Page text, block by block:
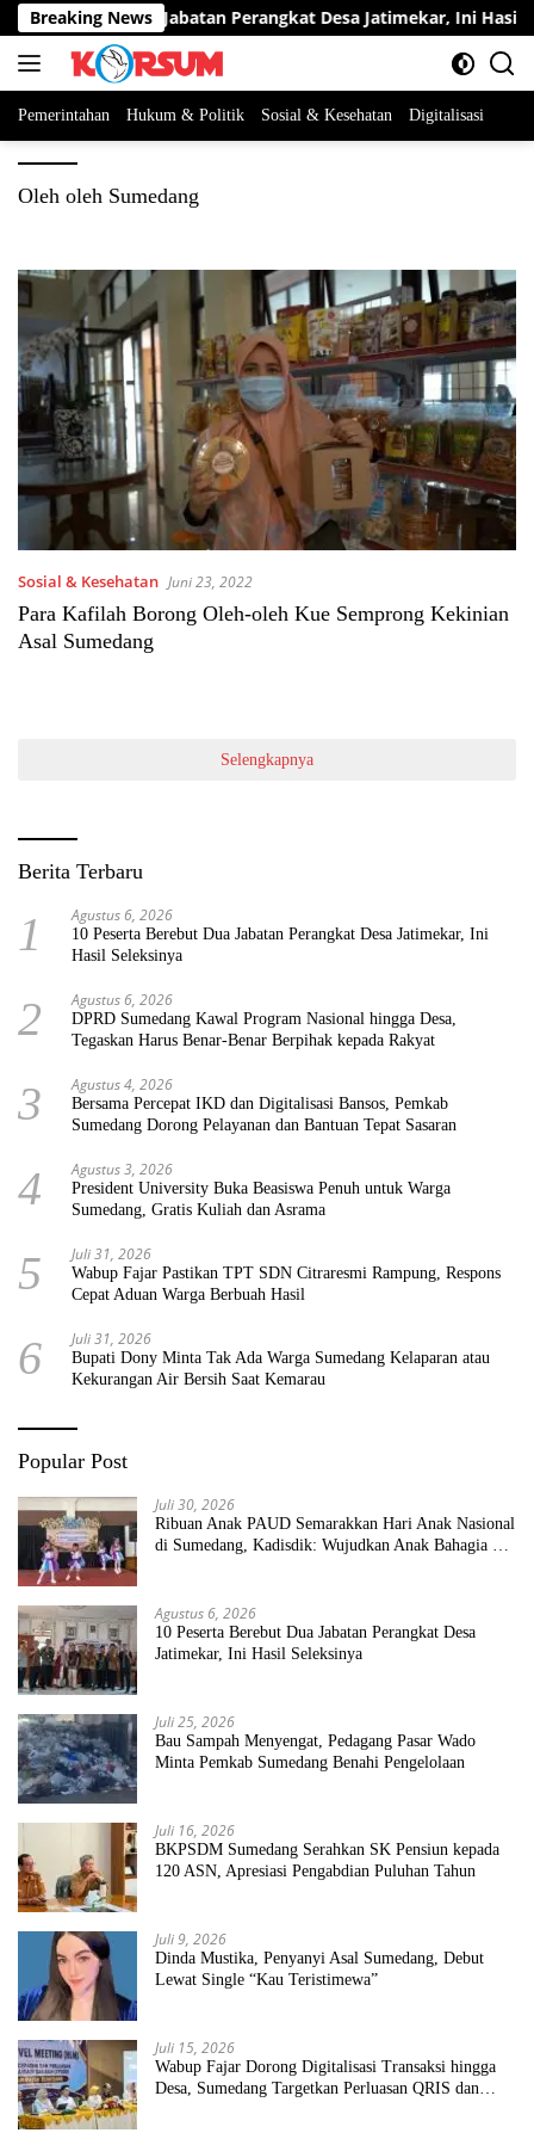
Langsung
ke
konten
Breaking News
Berebut Dua Jabatan Perangkat Desa Jatimekar, Ini Hasil
Pemerintahan Hukum & Politik Sosial & Kesehatan Digitalisasi
Oleh oleh Sumedang
Sosial & Kesehatan Juni 23, 2022
Para Kafilah Borong Oleh-oleh Kue Semprong Kekinian
Asal Sumedang
Selengkapnya
Berita Terbaru
1 Agustus 6, 2026
10 Peserta Berebut Dua Jabatan Perangkat Desa Jatimekar, Ini
Hasil Seleksinya
2 Agustus 6, 2026
DPRD Sumedang Kawal Program Nasional hingga Desa,
Tegaskan Harus Benar-Benar Berpihak kepada Rakyat
3 Agustus 4, 2026
Bersama Percepat IKD dan Digitalisasi Bansos, Pemkab
Sumedang Dorong Pelayanan dan Bantuan Tepat Sasaran
4 Agustus 3, 2026
President University Buka Beasiswa Penuh untuk Warga
Sumedang, Gratis Kuliah dan Asrama
5 Juli 31, 2026
Wabup Fajar Pastikan TPT SDN Citraresmi Rampung, Respons
Cepat Aduan Warga Berbuah Hasil
6 Juli 31, 2026
Bupati Dony Minta Tak Ada Warga Sumedang Kelaparan atau
Kekurangan Air Bersih Saat Kemarau
Popular Post
Juli 30, 2026
Ribuan Anak PAUD Semarakkan Hari Anak Nasional
di Sumedang, Kadisdik: Wujudkan Anak Bahagia dan
Agustus 6, 2026
10 Peserta Berebut Dua Jabatan Perangkat Desa
Jatimekar, Ini Hasil Seleksinya
Juli 25, 2026
Bau Sampah Menyengat, Pedagang Pasar Wado
Minta Pemkab Sumedang Benahi Pengelolaan
Juli 16, 2026
BKPSDM Sumedang Serahkan SK Pensiun kepada
120 ASN, Apresiasi Pengabdian Puluhan Tahun
Juli 9, 2026
Dinda Mustika, Penyanyi Asal Sumedang, Debut
Lewat Single “Kau Teristimewa”
Juli 15, 2026
Wabup Fajar Dorong Digitalisasi Transaksi hingga
Desa, Sumedang Targetkan Perluasan QRIS dan